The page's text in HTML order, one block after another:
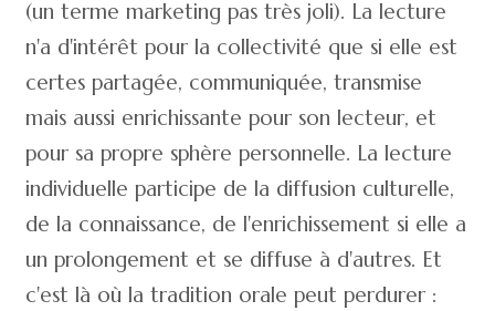
(un terme marketing pas très joli). La lecture
n'a d'intérêt pour la collectivité que si elle est
certes partagée, communiquée, transmise
mais aussi enrichissante pour son lecteur, et
pour sa propre sphère personnelle. La lecture
individuelle participe de la diffusion culturelle,
de la connaissance, de l'enrichissement si elle a
un prolongement et se diffuse à d'autres. Et
c'est là où la tradition orale peut perdurer :